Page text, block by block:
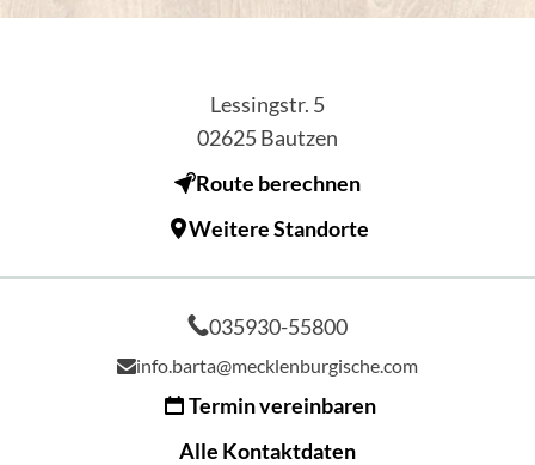
Lessingstr. 5
02625Bautzen
Route berechnen
Weitere Standorte
035930-55800
info.barta@mecklenburgische.com
Termin vereinbaren
Alle Kontaktdaten